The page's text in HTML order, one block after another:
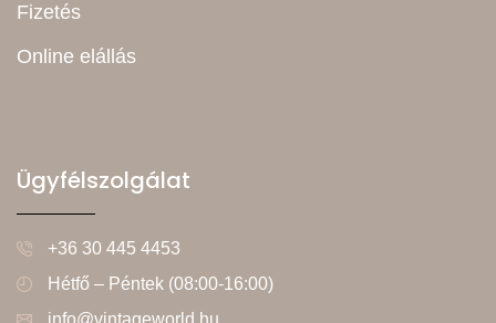
Fizetés
Online elállás
Ügyfélszolgálat
+36 30 445 4453
Hétfő – Péntek (08:00-16:00)